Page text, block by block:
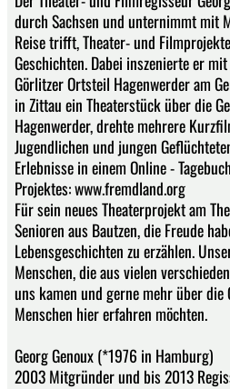
durch Sachsen und unternimmt mit
Reise trifft, Theater- und
Geschichten. Dabei inszenierte er
Görlitzer Ortsteil Hagenwerder am
in Zittau ein Theaterstück über die
Hagenwerder, drehte mehrere
Jugendlichen und jungen
Erlebnisse in einem Online -
Projektes: www.fremdland.org
Für sein neues Theaterprojekt am
Senioren aus Bautzen, die Freude
Lebensgeschichten zu erzählen.
Menschen, die aus vielen
uns kamen und gerne mehr über die
Menschen hier erfahren möchten.
Georg Genoux (*1976 in Hamburg)
2003 Mitgründer und bis 2013